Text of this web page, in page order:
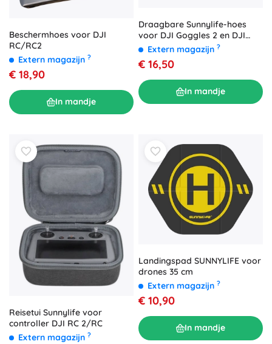
Beschermhoes voor DJI
RC/RC2
Extern magazijn ?
€ 18,90
In mandje
Draagbare Sunnylife-hoes
voor DJI Goggles 2 en DJI
Goggles 3
Extern magazijn ?
€ 16,50
In mandje
Reisetui Sunnylife voor
controller DJI RC 2/RC
Extern magazijn ?
Landingspad SUNNYLIFE voor
drones 35 cm
Extern magazijn ?
€ 10,90
In mandje